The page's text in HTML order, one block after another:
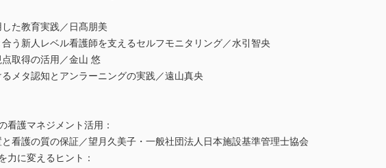
た教育実践／日髙朋美
う新人レベル看護師を支えるセルフモニタリング／水引智央
取得の活用／金山 悠
メタ認知とアンラーニングの実践／遠山真央
看護マネジメント活用：
看護の質の保証／望月久美子・一般社団法人日本施設基準管理士協会
力に変えるヒント：